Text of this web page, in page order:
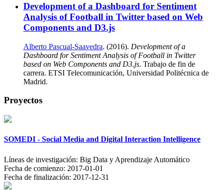
Development of a Dashboard for Sentiment
Analysis of Football in Twitter based on Web
Components and D3.js
Alberto Pascual-Saavedra. (2016). Development of a
Dashboard for Sentiment Analysis of Football in Twitter
based on Web Components and D3.js. Trabajo de fin de
carrera. ETSI Telecomunicación, Universidad Politécnica de
Madrid.
Proyectos
SOMEDI - Social Media and Digital Interaction Intelligence
Líneas de investigación: Big Data y Aprendizaje Automático
Fecha de comienzo: 2017-01-01
Fecha de finalización: 2017-12-31